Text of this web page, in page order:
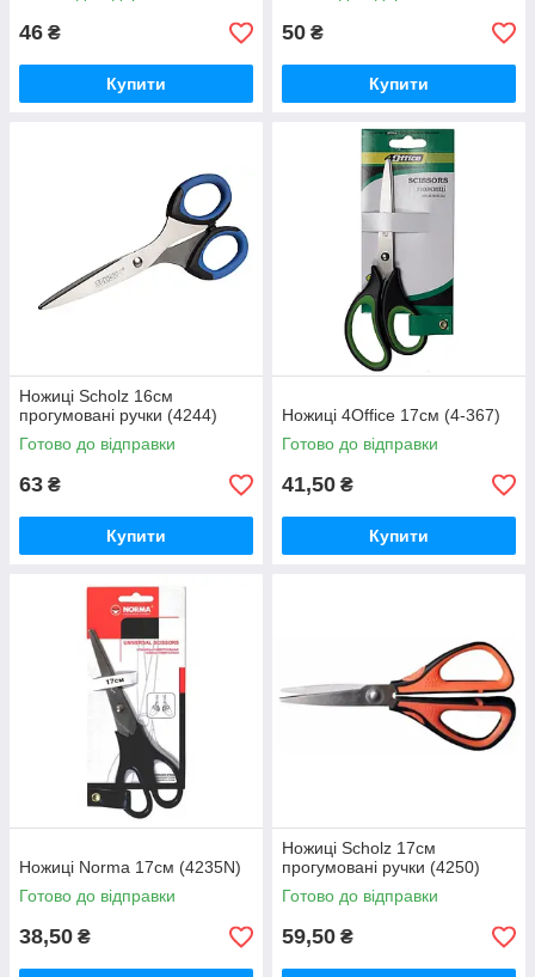
46 ₴
Купити
50 ₴
Купити
Ножиці Scholz 16см
прогумовані ручки (4244)
Готово до відправки
63 ₴
Купити
Ножиці 4Office 17см (4-367)
Готово до відправки
41,50 ₴
Купити
Ножиці Norma 17см (4235N)
Готово до відправки
38,50 ₴
Ножиці Scholz 17см
прогумовані ручки (4250)
Готово до відправки
59,50 ₴